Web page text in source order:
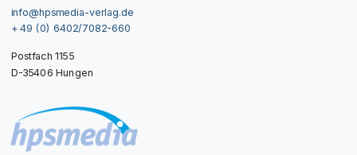
info@hpsmedia-verlag.de
+ 49 (0) 6402/7082-660
Postfach 1155
D-35406 Hungen